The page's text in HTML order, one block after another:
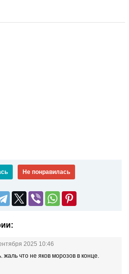
Не понравилась
2025 10:46
жаль что не яков морозов в конце.